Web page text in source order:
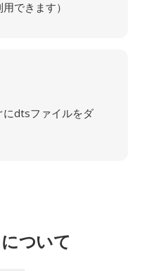
できます）
にdtsファイルをダ
ついて